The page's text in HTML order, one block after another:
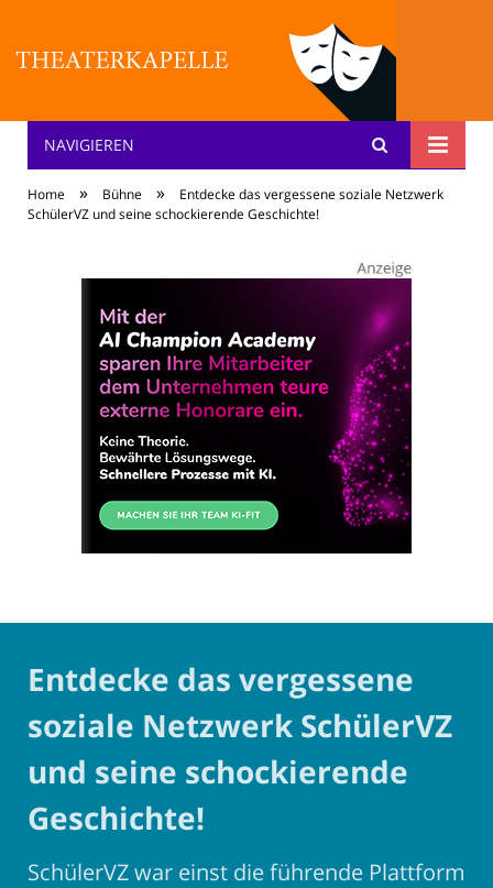
Theater: [KA] :pelle
NAVIGIEREN
Home » Bühne »
Entdecke das vergessene soziale Netzwerk
SchülerVZ und seine schockierende Geschichte!
Entdecke das vergessene
soziale Netzwerk SchülerVZ
und seine schockierende
Geschichte!
SchülerVZ war einst die führende Plattform